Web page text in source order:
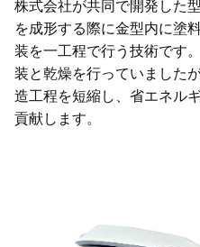
株式会社が共同で開発した
を成形する際に金型内に塗
装を一工程で行う技術です
装と乾燥を行っていました
造工程を短縮し、省エネル
貢献します。